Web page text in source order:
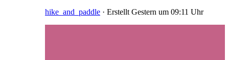
hike_and_paddle · ErstelltGestern um 09:11 Uhr